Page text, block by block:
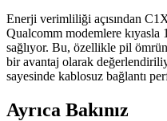
Enerji verimliliği açısından
Qualcomm modemlere kıyasla
sağlıyor. Bu, özellikle pil
bir avantaj olarak
sayesinde kablosuz bağlantı
Ayrıca Bakınız